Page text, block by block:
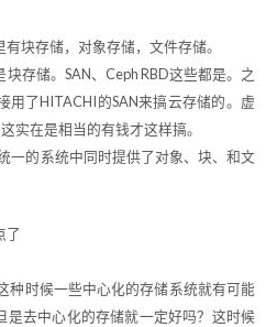
块存储，对象存储，文件存储。
存储。SAN、Ceph RBD这些都是。之
用了HITACHI的SAN来搞云存储的。虚
实在是相当的有钱才这样搞。
一的系统中同时提供了对象、块、和文
了
种时候一些中心化的存储系统就有可能
是去中心化的存储就一定好吗？这时候